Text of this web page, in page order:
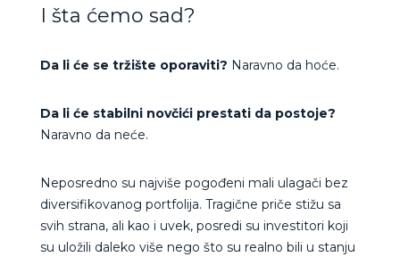
I šta ćemo sad?
Da li će se tržište oporaviti? Naravno da hoće.
Da li će stabilni novčići prestati da postoje?
Naravno da neće.
Neposredno su najviše pogođeni mali ulagači bez
diversifikovanog portfolija. Tragične priče stižu sa
svih strana, ali kao i uvek, posredi su investitori koji
su uložili daleko više nego što su realno bili u stanju